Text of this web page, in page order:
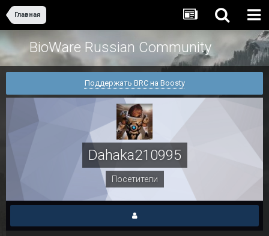
Главная
BioWare Russian Community
Поддержать BRC на Boosty
Dahaka210995
Посетители